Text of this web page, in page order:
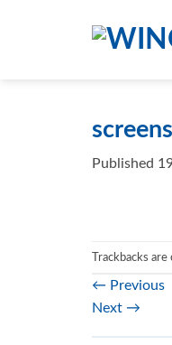
Published
Trackbacks
← Previous
Next →